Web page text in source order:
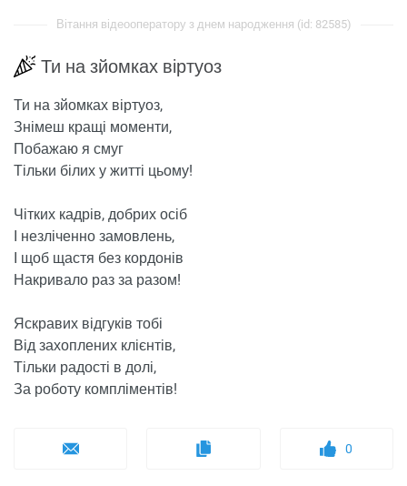
Вітання відеооператору з днем ​​народження (id: 82585)
Ти на зйомках віртуоз
Ти на зйомках віртуоз,
Знімеш кращі моменти,
Побажаю я смуг
Тільки білих у житті цьому!
Чітких кадрів, добрих осіб
І незліченно замовлень,
І щоб щастя без кордонів
Накривало раз за разом!
Яскравих відгуків тобі
Від захоплених клієнтів,
Тільки радості в долі,
За роботу компліментів!
0